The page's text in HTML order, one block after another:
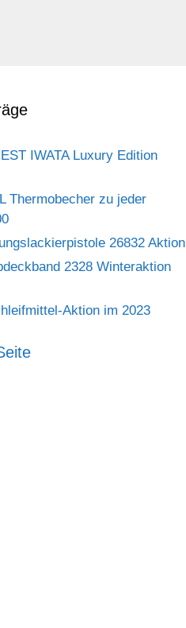
IWATA Luxury Edition
Thermobecher zu jeder
26832 Aktion
2328 Winteraktion
Aktion im 2023